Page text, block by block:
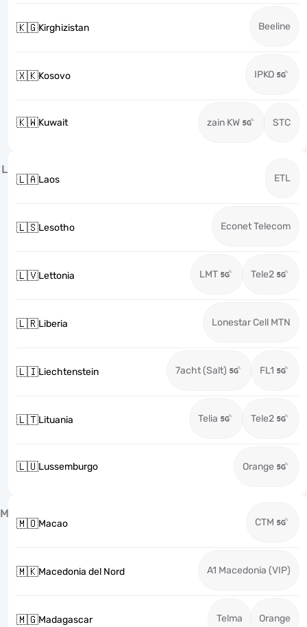
🇰🇬Kirghizistan Beeline
🇽🇰Kosovo IPKO
🇰🇼Kuwait zain KW STC
L
🇱🇦Laos ETL
🇱🇸Lesotho Econet Telecom
🇱🇻Lettonia LMT Tele2
🇱🇷Liberia Lonestar Cell MTN
🇱🇮Liechtenstein 7acht (Salt) FL1
🇱🇹Lituania Telia Tele2
🇱🇺Lussemburgo Orange
M
🇲🇴Macao CTM
🇲🇰Macedonia del Nord A1 Macedonia (VIP)
🇲🇬Madagascar Telma Orange